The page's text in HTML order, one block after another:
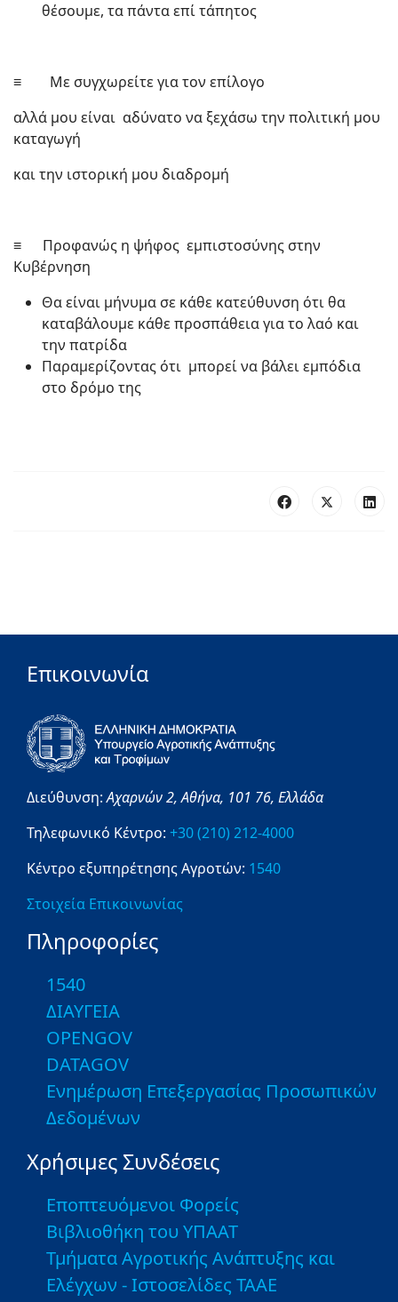
θέσουμε, τα πάντα επί τάπητος
≡ Με συγχωρείτε για τον επίλογο
αλλά μου είναι αδύνατο να ξεχάσω την πολιτική μου
καταγωγή
και την ιστορική μου διαδρομή
≡ Προφανώς η ψήφος εμπιστοσύνης στην
Κυβέρνηση
Θα είναι μήνυμα σε κάθε κατεύθυνση ότι θα
καταβάλουμε κάθε προσπάθεια για το λαό και
την πατρίδα
Παραμερίζοντας ότι μπορεί να βάλει εμπόδια
στο δρόμο της
Επικοινωνία
Διεύθυνση:Αχαρνών 2,Αθήνα, 101 76, Ελλάδα
Τηλεφωνικό Κέντρο: +30 (210) 212-4000
Κέντρο εξυπηρέτησης Αγροτών: 1540
Στοιχεία Επικοινωνίας
Πληροφορίες
1540
ΔΙΑΥΓΕΙΑ
OPENGOV
DATAGOV
Ενημέρωση Επεξεργασίας Προσωπικών
Δεδομένων
Χρήσιμες Συνδέσεις
Εποπτευόμενοι Φορείς
Βιβλιοθήκη του ΥΠΑΑΤ
Τμήματα Αγροτικής Ανάπτυξης και
Ελέγχων - Ιστοσελίδες ΤΑΑΕ